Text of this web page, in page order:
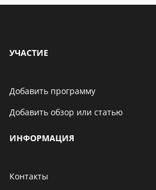
УЧАСТИЕ
Добавить программу
Добавить обзор или статью
ИНФОРМАЦИЯ
Контакты